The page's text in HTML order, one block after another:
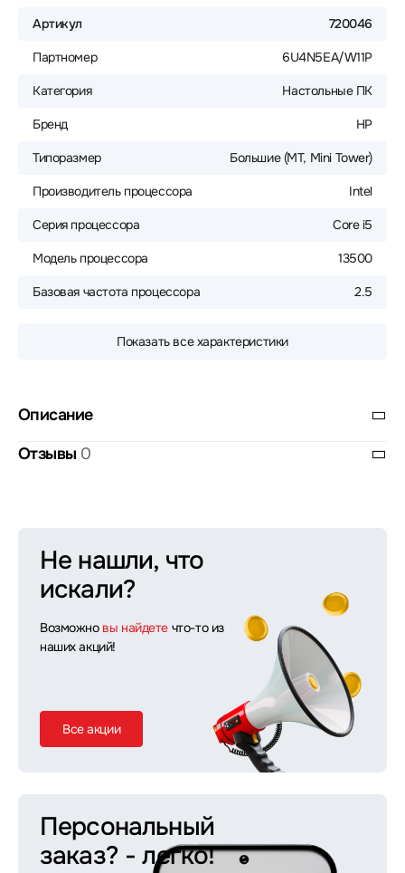
Артикул 720046
Партномер 6U4N5EA/W11P
Категория Настольные ПК
Бренд HP
Типоразмер Большие (MT, Mini Tower)
Производитель процессора Intel
Серия процессора Core i5
Модель процессора 13500
Базовая частота процессора 2.5
Показать все характеристики
Описание
Отзывы 0
Не нашли, что
искали?
Возможно вы найдете что-то из
наших акций!
Все акции
Персональный
заказ? - легко!